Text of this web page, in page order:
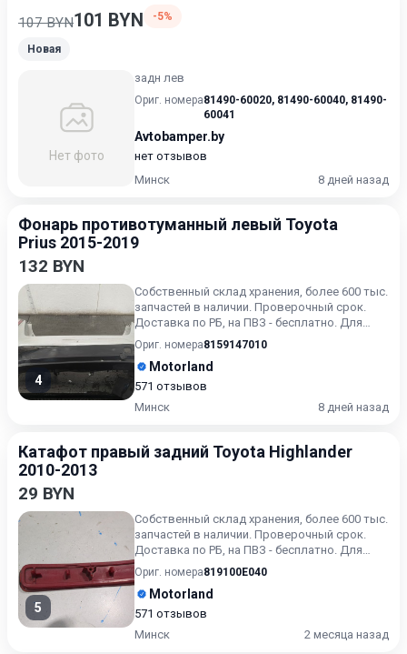
107 BYN101 BYN -5%
Новая
Нет фото
задн лев
Ориг. номера81490-60020, 81490-60040, 81490-
60041
Avtobamper.by
нет отзывов
Минск
8 дней назад
Фонарь противотуманный левый Toyota
Prius 2015-2019
132 BYN
4
Собственный склад хранения, более 600 тыс.
запчастей в наличии. Проверочный срок.
Доставка по РБ, на ПВЗ - бесплатно. Для
получения актуальн...
Ориг. номера8159147010
Motorland
571 отзывов
Минск
8 дней назад
Катафот правый задний Toyota Highlander
2010-2013
29 BYN
5
Собственный склад хранения, более 600 тыс.
запчастей в наличии. Проверочный срок.
Доставка по РБ, на ПВЗ - бесплатно. Для
получения актуальн...
Ориг. номера819100E040
Motorland
571 отзывов
Минск
2 месяца назад